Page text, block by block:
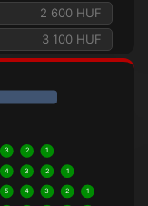
2 600 HUF
3 100 HUF
3 2 1
4 3 2 1
5 4 3 2 1